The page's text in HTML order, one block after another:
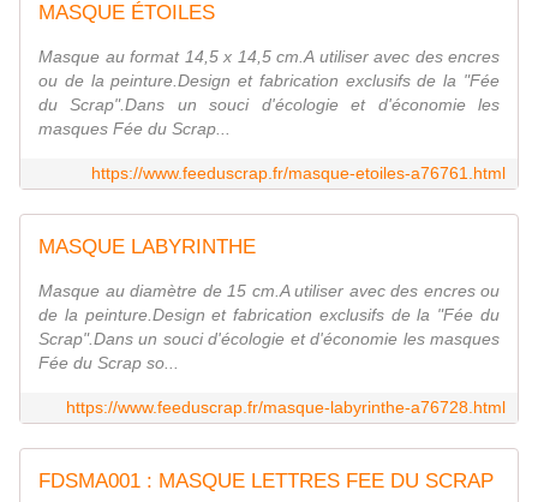
MASQUE ÉTOILES
Masque au format 14,5 x 14,5 cm.A utiliser avec des encres
ou de la peinture.Design et fabrication exclusifs de la "Fée
du Scrap".Dans un souci d'écologie et d'économie les
masques Fée du Scrap...
https://www.feeduscrap.fr/masque-etoiles-a76761.html
MASQUE LABYRINTHE
Masque au diamètre de 15 cm.A utiliser avec des encres ou
de la peinture.Design et fabrication exclusifs de la "Fée du
Scrap".Dans un souci d'écologie et d'économie les masques
Fée du Scrap so...
https://www.feeduscrap.fr/masque-labyrinthe-a76728.html
FDSMA001 : MASQUE LETTRES FEE DU SCRAP